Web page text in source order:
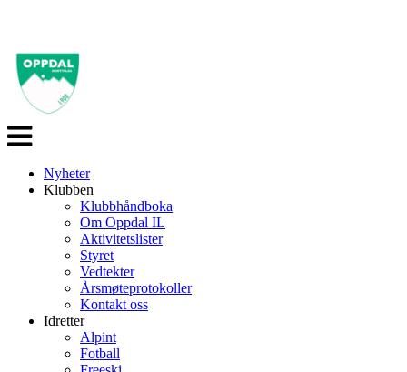
Veksle
navigasjon
Nyheter
Klubben
Klubbhåndboka
Om Oppdal IL
Aktivitetslister
Styret
Vedtekter
Årsmøteprotokoller
Kontakt oss
Idretter
Alpint
Fotball